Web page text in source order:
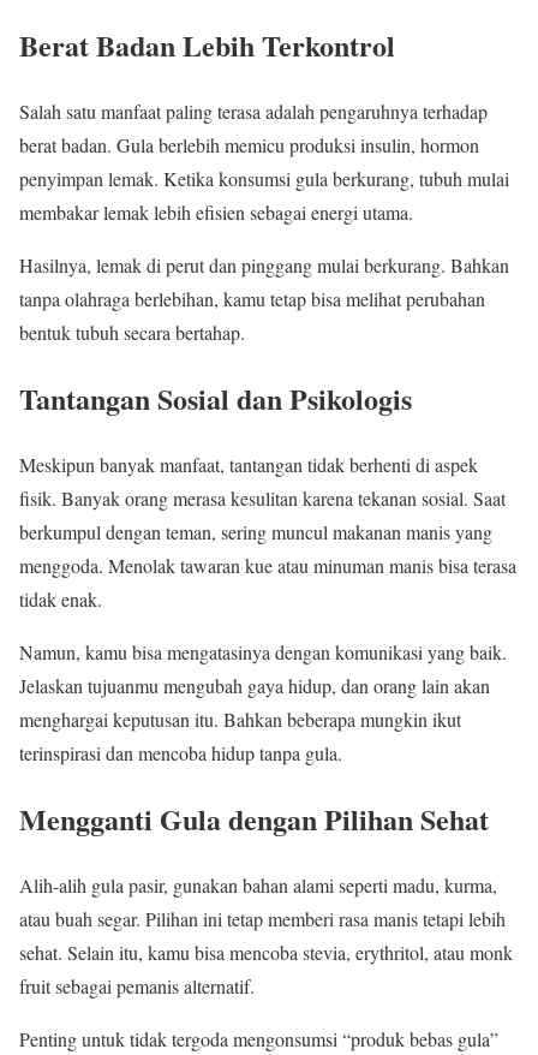
Berat Badan Lebih Terkontrol
Salah satu manfaat paling terasa adalah pengaruhnya terhadap
berat badan. Gula berlebih memicu produksi insulin, hormon
penyimpan lemak. Ketika konsumsi gula berkurang, tubuh mulai
membakar lemak lebih efisien sebagai energi utama.
Hasilnya, lemak di perut dan pinggang mulai berkurang. Bahkan
tanpa olahraga berlebihan, kamu tetap bisa melihat perubahan
bentuk tubuh secara bertahap.
Tantangan Sosial dan Psikologis
Meskipun banyak manfaat, tantangan tidak berhenti di aspek
fisik. Banyak orang merasa kesulitan karena tekanan sosial. Saat
berkumpul dengan teman, sering muncul makanan manis yang
menggoda. Menolak tawaran kue atau minuman manis bisa terasa
tidak enak.
Namun, kamu bisa mengatasinya dengan komunikasi yang baik.
Jelaskan tujuanmu mengubah gaya hidup, dan orang lain akan
menghargai keputusan itu. Bahkan beberapa mungkin ikut
terinspirasi dan mencoba hidup tanpa gula.
Mengganti Gula dengan Pilihan Sehat
Alih-alih gula pasir, gunakan bahan alami seperti madu, kurma,
atau buah segar. Pilihan ini tetap memberi rasa manis tetapi lebih
sehat. Selain itu, kamu bisa mencoba stevia, erythritol, atau monk
fruit sebagai pemanis alternatif.
Penting untuk tidak tergoda mengonsumsi “produk bebas gula”